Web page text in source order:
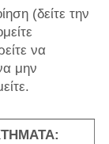
(δείτε την
να
μην